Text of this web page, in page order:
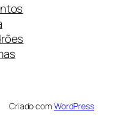
Criado com WordPress